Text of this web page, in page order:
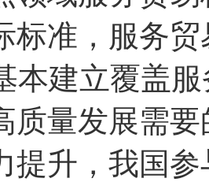
标准，服务
本建立覆盖
质量发展需
提升，我国